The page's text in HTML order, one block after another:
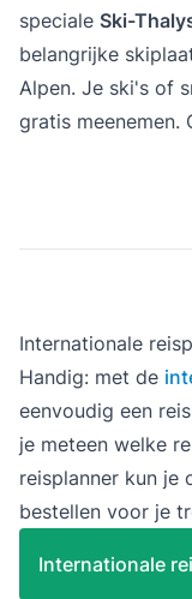
speciale Ski-
belangrijke
Alpen. Je ski's of
gratis meenemen.
Internationale
Handig: met de
eenvoudig een
je meteen welke
reisplanner kun je
bestellen voor je
Internationale